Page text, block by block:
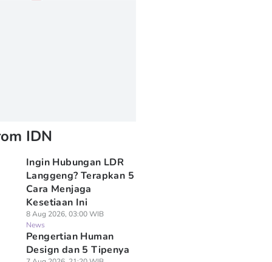
IDN
Ingin Hubungan LDR
Langgeng? Terapkan 5
Cara Menjaga
Kesetiaan Ini
8 Aug 2026, 03:00 WIB
News
Pengertian Human
Design dan 5 Tipenya